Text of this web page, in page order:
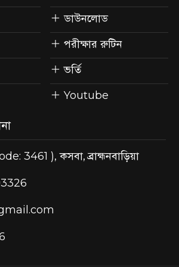
ডাউনলোড
পরীক্ষার রুটিন
ভর্তি
Youtube
3461 ), কসবা, ব্রাহ্মনবাড়িয়া